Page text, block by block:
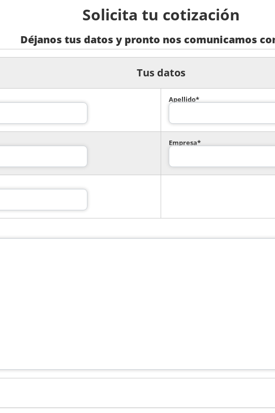
Solicita tu cotización
Déjanos tus datos y pronto nos comunicamos
Tus datos
Apellido*
Empresa*